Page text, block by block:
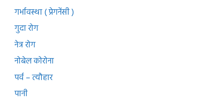
गर्भावस्था ( प्रेगनेंसी )
गुदा रोग
नेत्र रोग
नोबेल कोरोना
पर्व – त्यौहार
पानी